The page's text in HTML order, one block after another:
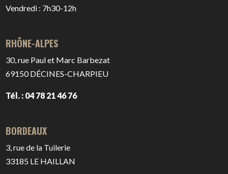
Vendredi : 7h30-12h
RHÔNE-ALPES
30, rue Paul et Marc Barbezat
69150DÉCINES-CHARPIEU
Tél. : 04 78 21 46 76
BORDEAUX
3, rue de la Tuilerie
33185 LE HAILLAN